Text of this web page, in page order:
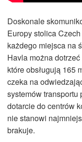
Doskonale
Europy stolica
każdego miejsca na
Havla można
które obsługują 165
czeka na
systemów
dotarcie do centrów
nie stanowi
brakuje.